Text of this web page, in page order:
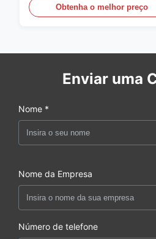
Obtenha o melhor preço
Enviar uma
Nome *
Nome da Empresa
Número de telefone